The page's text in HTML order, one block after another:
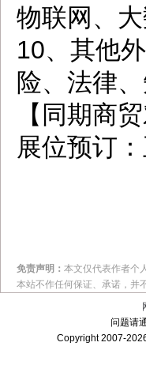
物联网、
10、其他
险、法律
【同期商
展位预订
免责声明： 本文仅代表作者个
本站不作任何保证、承诺，并
问题请
Copyright 2007-